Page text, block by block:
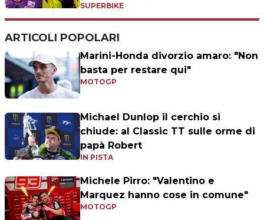
SUPERBIKE
ARTICOLI POPOLARI
Marini-Honda divorzio amaro: "Non
basta per restare qui"
MOTOGP
Michael Dunlop il cerchio si
chiude: al Classic TT sulle orme di
papà Robert
IN PISTA
Michele Pirro: "Valentino e
Marquez hanno cose in comune"
MOTOGP